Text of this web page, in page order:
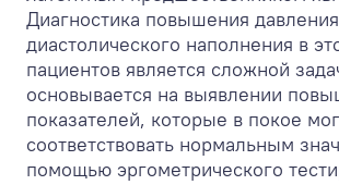
Диагностика повышения давления
диастолического наполнения в
пациентов является сложной
основывается на выявлении
показателей, которые в покое
соответствовать нормальным
помощью эргометрического